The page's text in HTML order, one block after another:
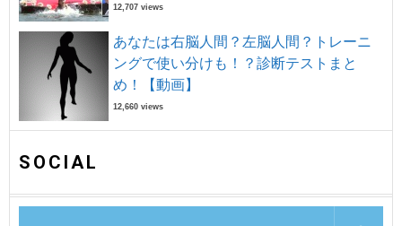
12,707 views
あなたは右脳人間？左脳人間？トレーニ
ングで使い分けも！？診断テストまと
め！【動画】
12,660 views
SOCIAL